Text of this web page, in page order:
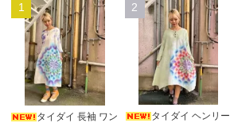
1
タイダイ 長袖 ワン
2
タイダイ ヘンリー